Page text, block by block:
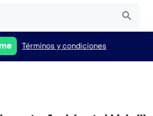
Términos y condiciones